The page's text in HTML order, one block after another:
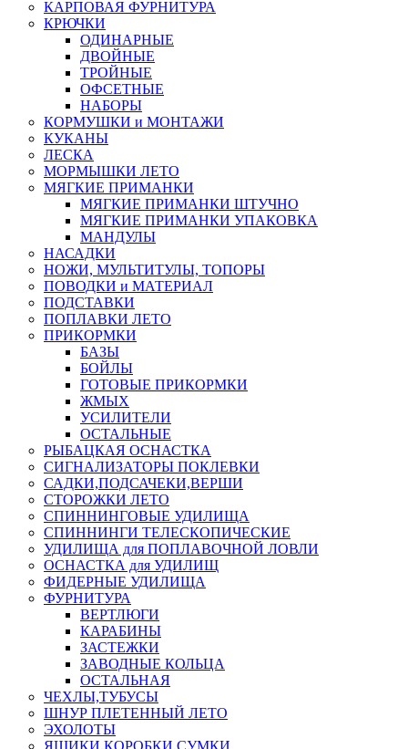
КАРПОВАЯ ФУРНИТУРА
КРЮЧКИ
ОДИНАРНЫЕ
ДВОЙНЫЕ
ТРОЙНЫЕ
ОФСЕТНЫЕ
НАБОРЫ
КОРМУШКИ и МОНТАЖИ
КУКАНЫ
ЛЕСКА
МОРМЫШКИ ЛЕТО
МЯГКИЕ ПРИМАНКИ
МЯГКИЕ ПРИМАНКИ ШТУЧНО
МЯГКИЕ ПРИМАНКИ УПАКОВКА
МАНДУЛЫ
НАСАДКИ
НОЖИ, МУЛЬТИТУЛЫ, ТОПОРЫ
ПОВОДКИ и МАТЕРИАЛ
ПОДСТАВКИ
ПОПЛАВКИ ЛЕТО
ПРИКОРМКИ
БАЗЫ
БОЙЛЫ
ГОТОВЫЕ ПРИКОРМКИ
ЖМЫХ
УСИЛИТЕЛИ
ОСТАЛЬНЫЕ
РЫБАЦКАЯ ОСНАСТКА
СИГНАЛИЗАТОРЫ ПОКЛЕВКИ
САДКИ,ПОДСАЧЕКИ,ВЕРШИ
СТОРОЖКИ ЛЕТО
СПИННИНГОВЫЕ УДИЛИЩА
СПИННИНГИ ТЕЛЕСКОПИЧЕСКИЕ
УДИЛИЩА для ПОПЛАВОЧНОЙ ЛОВЛИ
ОСНАСТКА для УДИЛИЩ
ФИДЕРНЫЕ УДИЛИЩА
ФУРНИТУРА
ВЕРТЛЮГИ
КАРАБИНЫ
ЗАСТЕЖКИ
ЗАВОДНЫЕ КОЛЬЦА
ОСТАЛЬНАЯ
ЧЕХЛЫ,ТУБУСЫ
ШНУР ПЛЕТЕННЫЙ ЛЕТО
ЭХОЛОТЫ
ЯЩИКИ,КОРОБКИ,СУМКИ